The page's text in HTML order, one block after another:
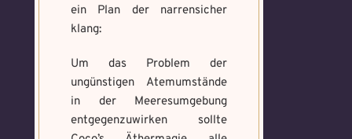
ein Plan der narrensicher
klang:
Um das Problem der
ungünstigen Atemumstände
in der Meeresumgebung
entgegenzuwirken sollte